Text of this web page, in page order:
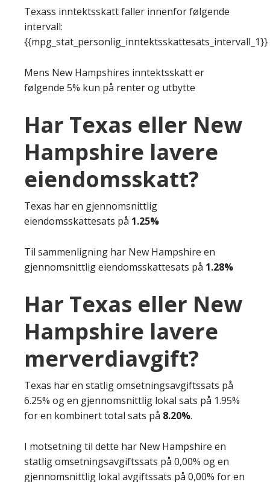
Texass inntektsskatt faller innenfor følgende
intervall:
{{mpg_stat_personlig_inntektsskattesats_intervall_1}}
Mens New Hampshires inntektsskatt er
følgende 5% kun på renter og utbytte
Har Texas eller New
Hampshire lavere
eiendomsskatt?
Texas har en gjennomsnittlig
eiendomsskattesats på 1.25%
Til sammenligning har New Hampshire en
gjennomsnittlig eiendomsskattesats på 1.28%
Har Texas eller New
Hampshire lavere
merverdiavgift?
Texas har en statlig omsetningsavgiftssats på
6.25% og en gjennomsnittlig lokal sats på 1.95%
for en kombinert total sats på 8.20%.
I motsetning til dette har New Hampshire en
statlig omsetningsavgiftssats på 0,00% og en
gjennomsnittlig lokal avgiftssats på 0,00% for en